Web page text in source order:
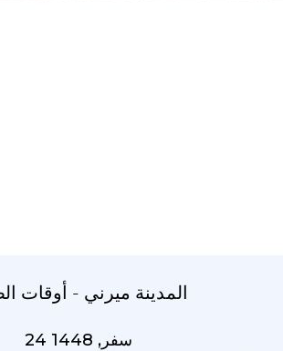
المدينة ميرني - أوقات
24 سفر, 1448